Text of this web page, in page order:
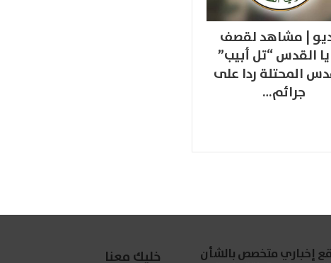
| مشاهد لقصف
القدس “تل أبيب”
المحتلة ردا على
جرائم…
إخباري متخصص بالشأن خليك معنا